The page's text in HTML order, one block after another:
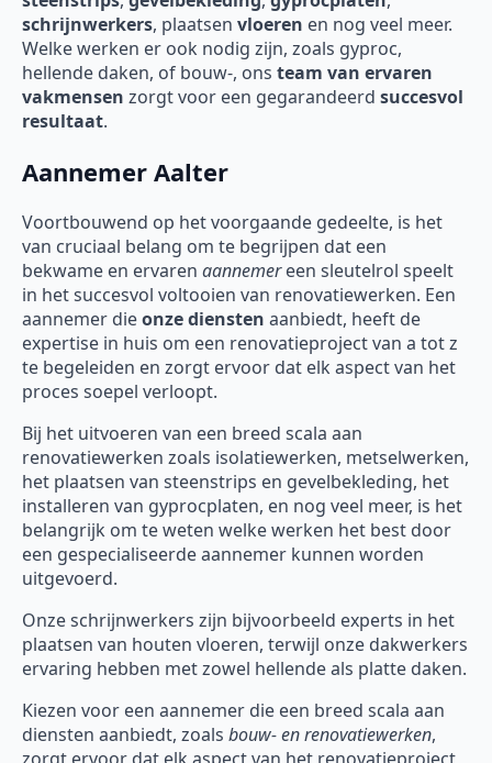
schrijnwerkers, plaatsen vloeren en nog veel meer.
Welke werken er ook nodig zijn, zoals gyproc,
hellende daken, of bouw-, ons team van ervaren
vakmensen zorgt voor een gegarandeerd succesvol
resultaat.
Aannemer Aalter
Voortbouwend op het voorgaande gedeelte, is het
van cruciaal belang om te begrijpen dat een
bekwame en ervaren aannemereen sleutelrol speelt
in het succesvol voltooien van renovatiewerken. Een
aannemer dieonze diensten aanbiedt, heeft de
expertise in huis om een renovatieproject van a tot z
te begeleiden en zorgt ervoor dat elk aspect van het
proces soepel verloopt.
Bij het uitvoeren van een breed scala aan
renovatiewerken zoals isolatiewerken, metselwerken,
het plaatsen van steenstrips en gevelbekleding, het
installeren van gyprocplaten, en nog veel meer, is het
belangrijk om te weten welke werken het best door
een gespecialiseerde aannemer kunnen worden
uitgevoerd.
Onze schrijnwerkers zijn bijvoorbeeld experts in het
plaatsen van houten vloeren, terwijl onze dakwerkers
ervaring hebben met zowel hellende als platte daken.
Kiezen voor een aannemer die een breed scala aan
diensten aanbiedt, zoals bouw- en renovatiewerken,